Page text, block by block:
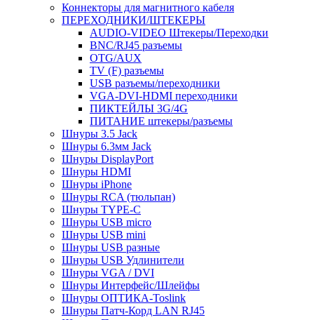
Коннекторы для магнитного кабеля
ПЕРЕХОДНИКИ/ШТЕКЕРЫ
AUDIO-VIDEO Штекеры/Переходки
BNC/RJ45 разъемы
OTG/AUX
TV (F) разъемы
USB разъемы/переходники
VGA-DVI-HDMI переходники
ПИКТЕЙЛЫ 3G/4G
ПИТАНИЕ штекеры/разъемы
Шнуры 3.5 Jack
Шнуры 6.3мм Jack
Шнуры DisplayPort
Шнуры HDMI
Шнуры iPhone
Шнуры RCA (тюльпан)
Шнуры TYPE-C
Шнуры USB micro
Шнуры USB mini
Шнуры USB разные
Шнуры USB Удлинители
Шнуры VGA / DVI
Шнуры Интерфейс/Шлейфы
Шнуры ОПТИКА-Toslink
Шнуры Патч-Корд LAN RJ45